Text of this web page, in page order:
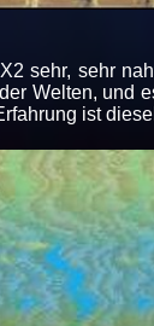
sehr, sehr
Welten, und
ist